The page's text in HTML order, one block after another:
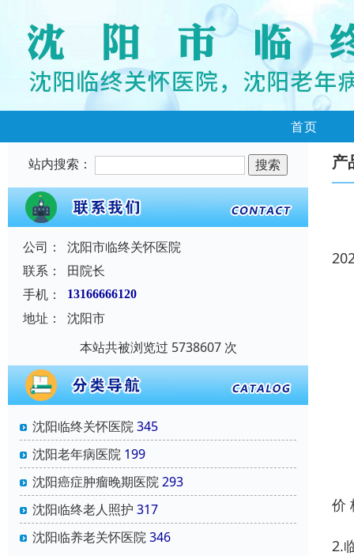
首页
站内搜索：
公司：
沈阳市临终关怀医院
联系：
田院长
手机：
13166666120
地址：
沈阳市
本站共被浏览过 5738607 次
沈阳临终关怀医院345
沈阳老年病医院 199
沈阳癌症肿瘤晚期医院293
沈阳临终老人照护 317
沈阳临养老关怀医院346
产
价
2.